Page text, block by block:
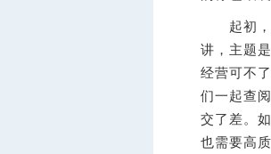
起初，李
讲，主题
经营可不
们一起查
交了差。
也需要高